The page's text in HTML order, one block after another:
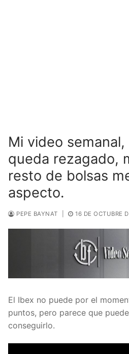
Mi video
queda rezagado,
resto de bolsas
aspecto.
PEPE BAYNAT 16 DE OCTUBRE
El Ibex no puede por el
puntos, pero parece que
conseguirlo.